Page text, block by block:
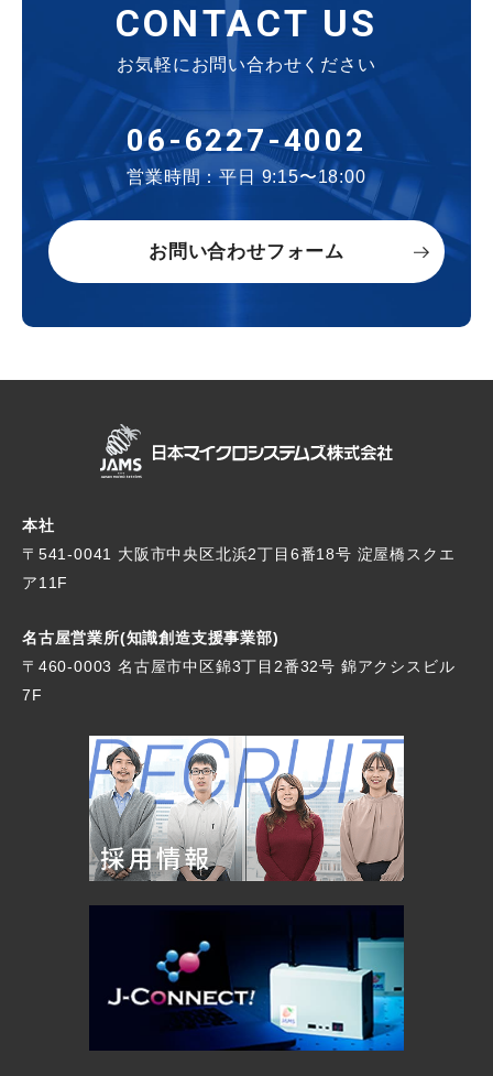
CONTACT US
お気軽にお問い合わせください
06-6227-4002
営業時間：平日 9:15〜18:00
お問い合わせフォーム
本社
〒541-0041 大阪市中央区北浜2丁目6番18号 淀屋橋スクエ
ア11F
名古屋営業所(知識創造支援事業部)
〒460-0003 名古屋市中区錦3丁目2番32号 錦アクシスビル
7F